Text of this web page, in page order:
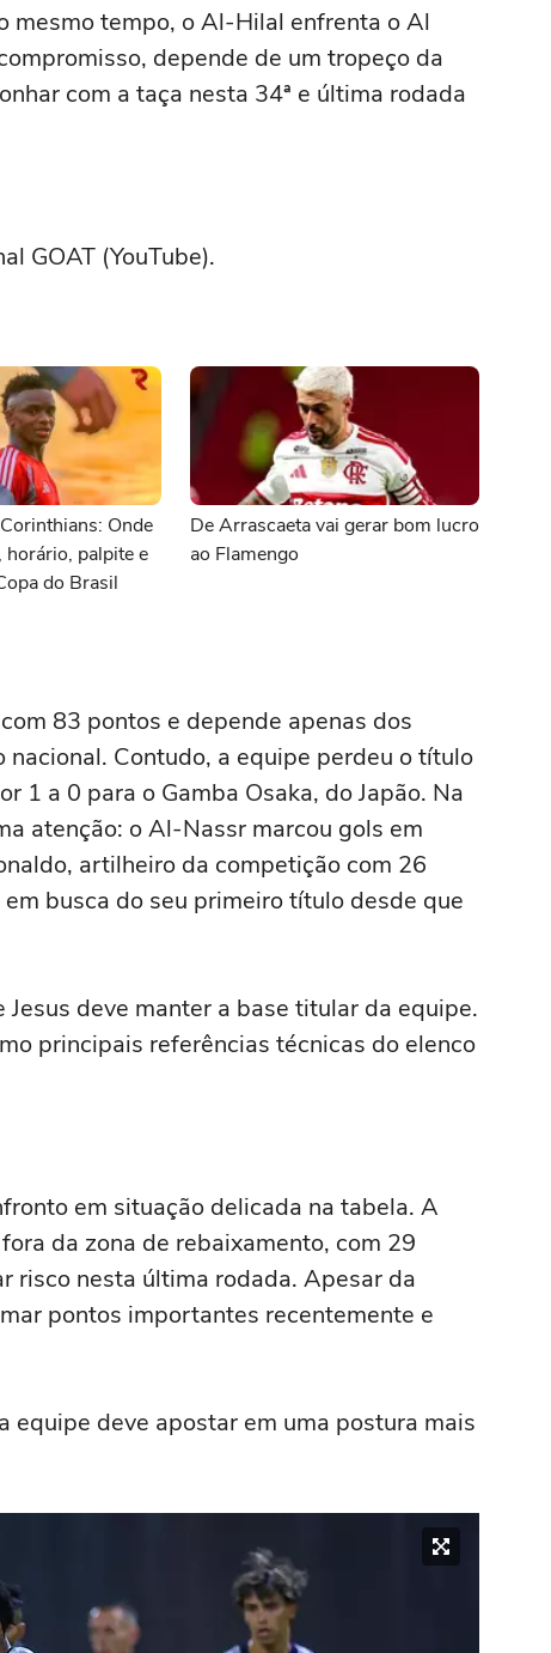
mesmo tempo, o Al-Hilal enfrenta o Al
depende de um tropeço da
com a taça nesta 34ª e última rodada
GOAT (YouTube).
Onde
horário, palpite e
do Brasil
De Arrascaeta vai gerar bom lucro
ao Flamengo
83 pontos e depende apenas dos
Contudo, a equipe perdeu o título
1 a 0 para o Gamba Osaka, do Japão. Na
atenção: o Al-Nassr marcou gols em
artilheiro da competição com 26
busca do seu primeiro título desde que
deve manter a base titular da equipe.
principais referências técnicas do elenco
em situação delicada na tabela. A
da zona de rebaixamento, com 29
risco nesta última rodada. Apesar da
pontos importantes recentemente e
equipe deve apostar em uma postura mais